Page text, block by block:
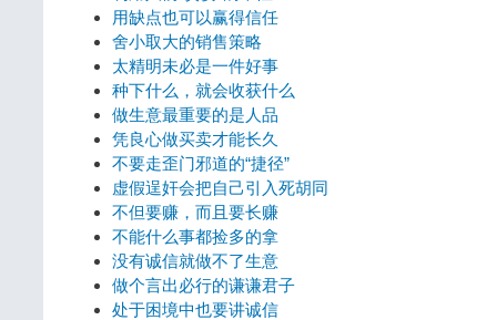
用缺点也可以赢得信任
舍小取大的销售策略
太精明未必是一件好事
种下什么，就会收获什么
做生意最重要的是人品
凭良心做买卖才能长久
不要走歪门邪道的“捷径”
虚假逞奸会把自己引入死胡同
不但要赚，而且要长赚
不能什么事都捡多的拿
没有诚信就做不了生意
做个言出必行的谦谦君子
处于困境中也要讲诚信